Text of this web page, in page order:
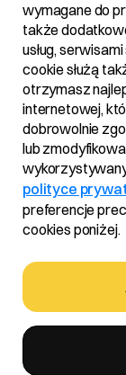
Zarząd
wymagane do
także
usług,
cookie służą
otrzymasz
internetowej,
dobrowolnie
lub
polityce
preferencje
cookies poniżej.